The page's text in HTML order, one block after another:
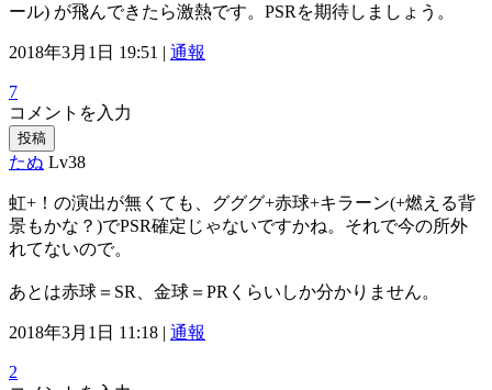
ール) が飛んできたら激熱です。PSRを期待しましょう。
2018年3月1日 19:51 | 通報
7
コメントを入力
投稿
たぬ Lv38
虹+！の演出が無くても、グググ+赤球+キラーン(+燃える背
景もかな？)でPSR確定じゃないですかね。それで今の所外
れてないので。
あとは赤球＝SR、金球＝PRくらいしか分かりません。
2018年3月1日 11:18 | 通報
2